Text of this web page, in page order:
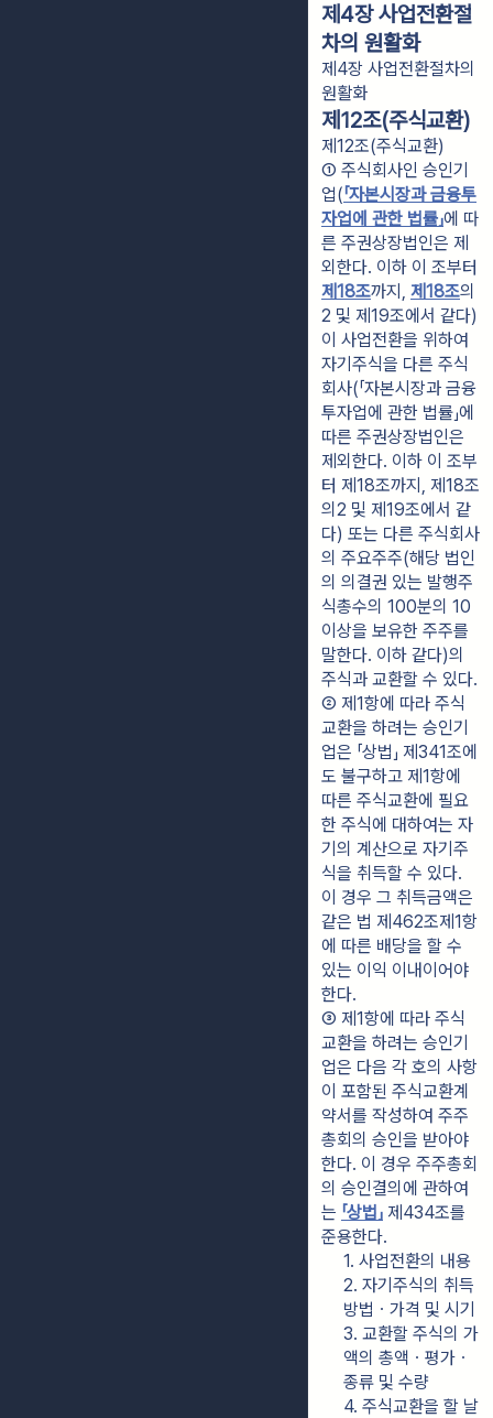
제4장 사업전환절
차의 원활화
제4장 사업전환절차의
원활화
제12조(주식교환)
제12조(주식교환)
① 주식회사인 승인기
업(「자본시장과 금융투
자업에 관한 법률」에 따
른 주권상장법인은 제
제18조까지, 제18조의
2 및 제19조에서 같다)
이 사업전환을 위하여
자기주식을 다른 주식
회사(「자본시장과 금융
투자업에 관한 법률」에
따른 주권상장법인은
제외한다. 이하 이 조부
터 제18조까지, 제18조
의2 및 제19조에서 같
다) 또는 다른 주식회사
의 주요주주(해당 법인
의 의결권 있는 발행주
식총수의 100분의 10
이상을 보유한 주주를
말한다. 이하 같다)의
주식과 교환할 수 있다.
② 제1항에 따라 주식
교환을 하려는 승인기
업은 「상법」 제341조에
도 불구하고 제1항에
따른 주식교환에 필요
한 주식에 대하여는 자
기의 계산으로 자기주
식을 취득할 수 있다.
이 경우 그 취득금액은
같은 법 제462조제1항
에 따른 배당을 할 수
있는 이익 이내이어야
한다.
③ 제1항에 따라 주식
교환을 하려는 승인기
업은 다음 각 호의 사항
이 포함된 주식교환계
약서를 작성하여 주주
총회의 승인을 받아야
한다. 이 경우 주주총회
의 승인결의에 관하여
는 「상법」 제434조를
준용한다.
1. 사업전환의 내용
2. 자기주식의 취득
방법ㆍ가격 및 시기
3. 교환할 주식의 가
액의 총액ㆍ평가ㆍ
종류 및 수량
4. 주식교환을 할 날